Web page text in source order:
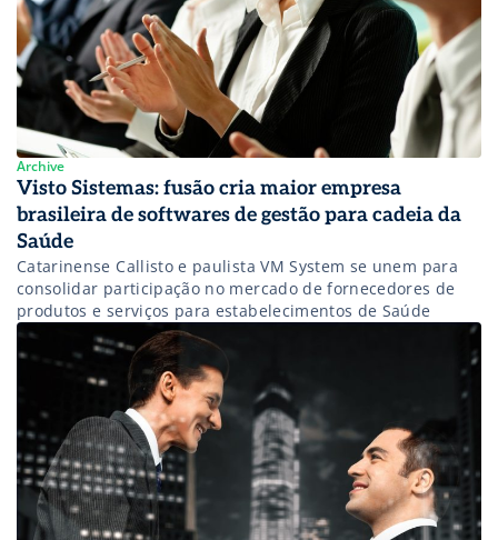
Archive
Visto Sistemas: fusão cria maior empresa
brasileira de softwares de gestão para cadeia da
Saúde
Catarinense Callisto e paulista VM System se unem para
consolidar participação no mercado de fornecedores de
produtos e serviços para estabelecimentos de Saúde